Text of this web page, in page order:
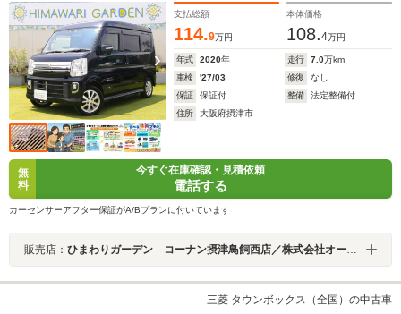
支払総額
114.9万円
本体価格
108.4万円
年式 2020年 走行 7.0万km
車検
'27/03 修復
なし
保証
保証付 整備
法定整備付
住所
大阪府摂津市
無
料
今すぐ在庫確認・見積依頼
電話する
カーセンサーアフター保証がA/Bプランに付いています
販売店： ひまわりガーデン コーナン摂津鳥飼西店／株式会社オートスタイルトレーディング
三菱 タウンボックス（全国）の中古車